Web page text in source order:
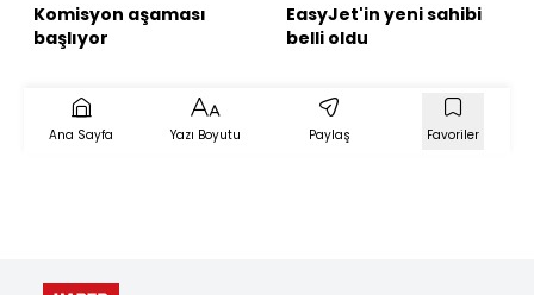
Komisyon aşaması
başlıyor
EasyJet'in yeni sahibi
belli oldu
Ana Sayfa Yazı Boyutu Paylaş Favoriler